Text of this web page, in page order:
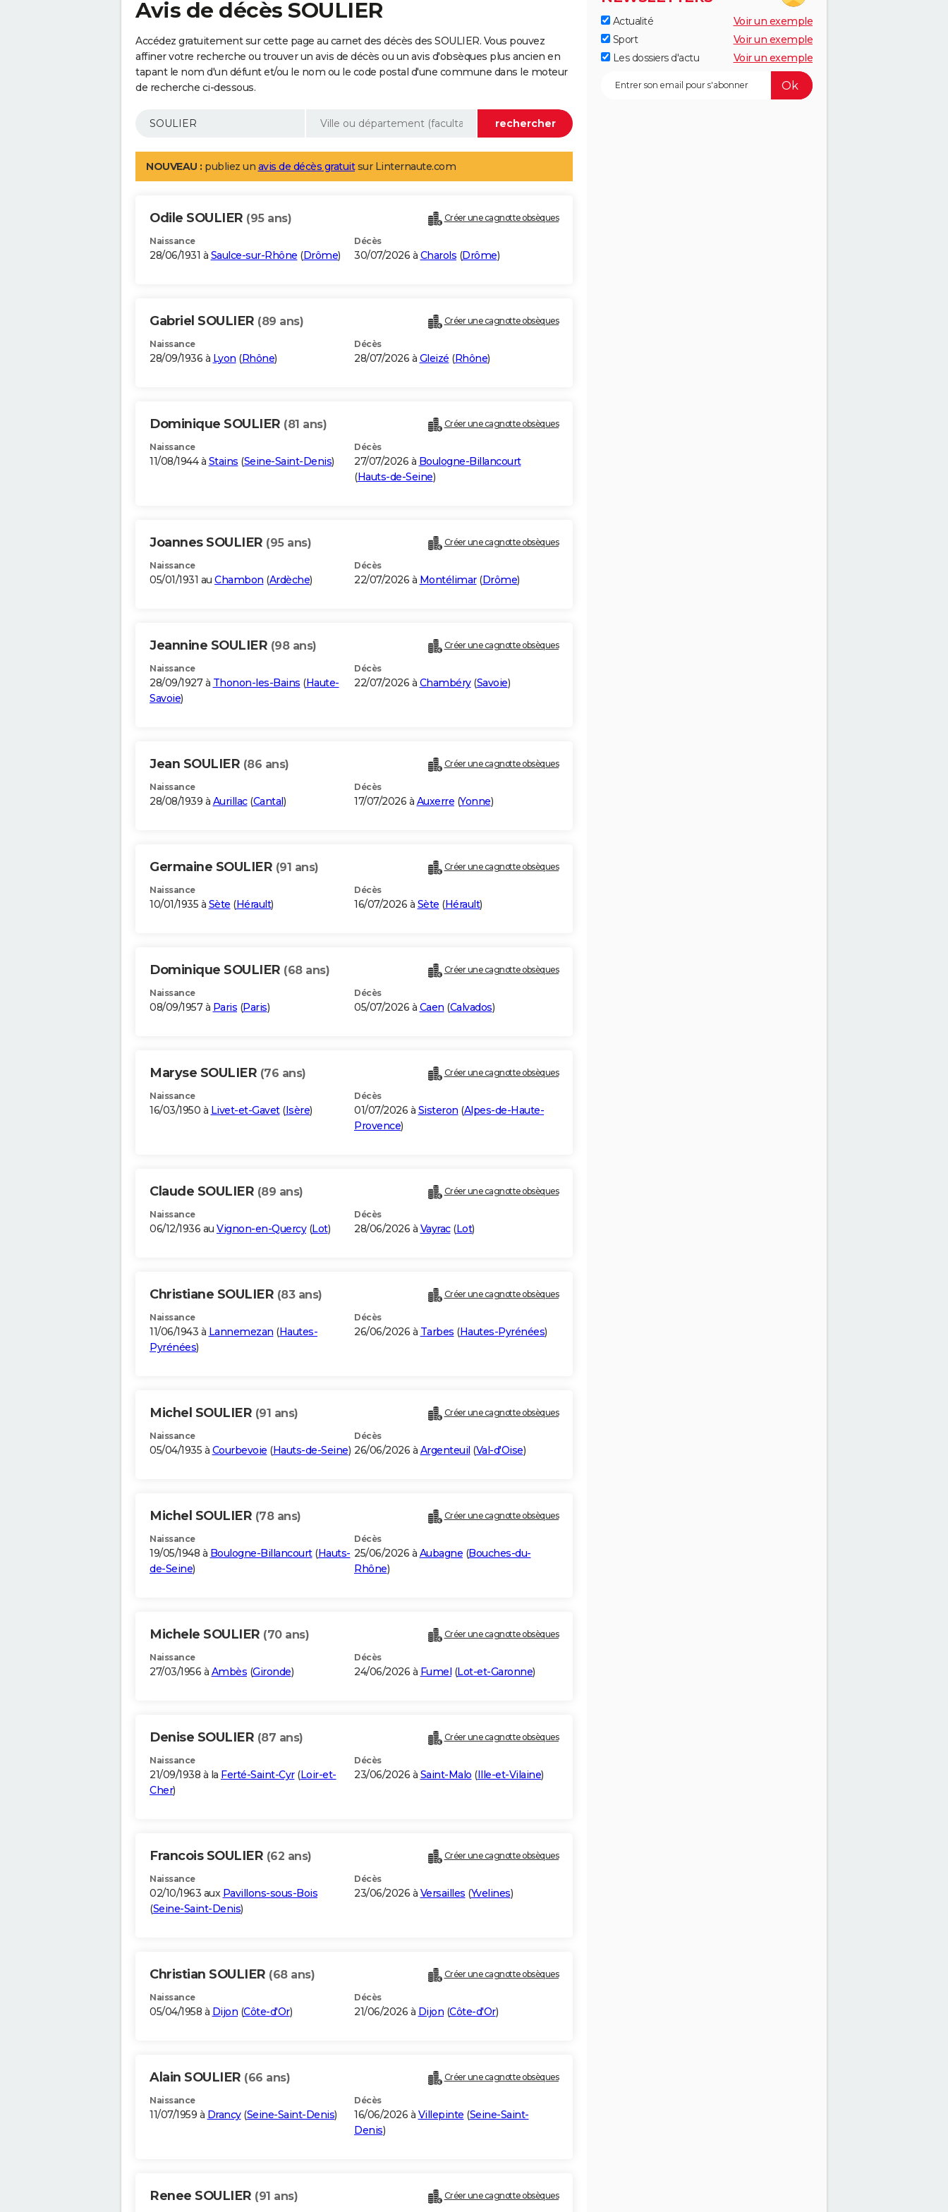
Avis de décès SOULIER
Accédez gratuitement sur cette page au carnet des décès des SOULIER. Vous pouvez
affiner votre recherche ou trouver un avis de décès ou un avis d'obsèques plus ancien en
tapant le nom d'un défunt et/ou le nom ou le code postal d'une commune dans le moteur
de recherche ci-dessous.
NOUVEAU : publiez un avis de décès gratuitsur Linternaute.com
Odile SOULIER (95 ans) Créer une cagnotte obsèques
Naissance
28/06/1931 à Saulce-sur-Rhône (Drôme)
Décès
30/07/2026 à Charols (Drôme)
Gabriel SOULIER (89 ans) Créer une cagnotte obsèques
Naissance
28/09/1936 à Lyon (Rhône)
Décès
28/07/2026 à Gleizé (Rhône)
Dominique SOULIER (81 ans) Créer une cagnotte obsèques
Naissance
11/08/1944 à Stains (Seine-Saint-Denis)
Décès
27/07/2026 à Boulogne-Billancourt
(Hauts-de-Seine)
Joannes SOULIER (95 ans) Créer une cagnotte obsèques
Naissance
05/01/1931 au Chambon (Ardèche)
Décès
22/07/2026 à Montélimar(Drôme)
Jeannine SOULIER (98 ans) Créer une cagnotte obsèques
Naissance
28/09/1927 à Thonon-les-Bains (Haute-
Savoie)
Décès
22/07/2026 à Chambéry(Savoie)
Jean SOULIER (86 ans) Créer une cagnotte obsèques
Naissance
28/08/1939 à Aurillac(Cantal)
Décès
17/07/2026 à Auxerre (Yonne)
Germaine SOULIER (91 ans) Créer une cagnotte obsèques
Naissance
10/01/1935 à Sète (Hérault)
Décès
16/07/2026 à Sète (Hérault)
Dominique SOULIER (68 ans) Créer une cagnotte obsèques
Naissance
08/09/1957 à Paris (Paris)
Décès
05/07/2026 à Caen (Calvados)
Maryse SOULIER (76 ans) Créer une cagnotte obsèques
Naissance
16/03/1950 à Livet-et-Gavet(Isère)
Décès
01/07/2026 à Sisteron (Alpes-de-Haute-
Provence)
Claude SOULIER (89 ans) Créer une cagnotte obsèques
Naissance
06/12/1936 au Vignon-en-Quercy(Lot)
Décès
28/06/2026 à Vayrac(Lot)
Christiane SOULIER (83 ans) Créer une cagnotte obsèques
Naissance
11/06/1943 à Lannemezan (Hautes-
Pyrénées)
Décès
26/06/2026 à Tarbes (Hautes-Pyrénées)
Michel SOULIER (91 ans) Créer une cagnotte obsèques
Naissance
05/04/1935 à Courbevoie (Hauts-de-Seine)
Décès
26/06/2026 à Argenteuil (Val-d'Oise)
Michel SOULIER (78 ans) Créer une cagnotte obsèques
Naissance
19/05/1948 à Boulogne-Billancourt(Hauts-
de-Seine)
Décès
25/06/2026 à Aubagne (Bouches-du-
Rhône)
Michele SOULIER (70 ans) Créer une cagnotte obsèques
Naissance
27/03/1956 à Ambès (Gironde)
Décès
24/06/2026 à Fumel (Lot-et-Garonne)
Denise SOULIER (87 ans) Créer une cagnotte obsèques
Naissance
21/09/1938 à la Ferté-Saint-Cyr(Loir-et-
Cher)
Décès
23/06/2026 à Saint-Malo (Ille-et-Vilaine)
Francois SOULIER (62 ans) Créer une cagnotte obsèques
Naissance
02/10/1963 aux Pavillons-sous-Bois
(Seine-Saint-Denis)
Décès
23/06/2026 à Versailles (Yvelines)
Christian SOULIER (68 ans) Créer une cagnotte obsèques
Naissance
05/04/1958 à Dijon (Côte-d'Or)
Décès
21/06/2026 à Dijon (Côte-d'Or)
Alain SOULIER (66 ans) Créer une cagnotte obsèques
Naissance
11/07/1959 à Drancy(Seine-Saint-Denis)
Décès
16/06/2026 à Villepinte (Seine-Saint-
Denis)
Renee SOULIER (91 ans) Créer une cagnotte obsèques
Actualité
Voir un exemple
Sport
Voir un exemple
Les dossiers d'actu
Voir un exemple